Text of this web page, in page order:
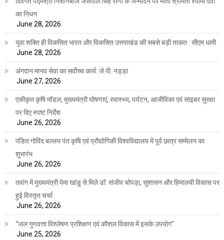
का निधन
June 28, 2026
युवा शक्ति ही विकसित भारत और विकसित उत्तराखंड की सबसे बड़ी ताकत : सीएम धामी
June 28, 2026
अंगदान मानव सेवा का सर्वोच्च कार्य: जे.पी. नड्डा
June 27, 2026
एकीकृत कृषि मॉडल, मुख्यमंत्री घोषणाएं, स्वास्थ्य, पर्यटन, आजीविका एवं साइबर सुरक्षा
पर दिए स्पष्ट निर्देश
June 26, 2026
पंडित गोविंद बल्लभ पंत कृषि एवं प्रौद्योगिकी विश्वविद्यालय में पूर्व छात्र सम्मेलन का
शुभारंभ
June 26, 2026
तवांग में मुख्यमंत्री पेमा खांडू से मिले डॉ. संजीव चोपड़ा, सुशासन और हिमालयी विकास पर
हुई विस्तृत चर्चा
June 26, 2026
“जल गुणवत्ता विश्लेषण प्रशिक्षण एवं कौशल विकास में इसके उपयोग”
June 25, 2026